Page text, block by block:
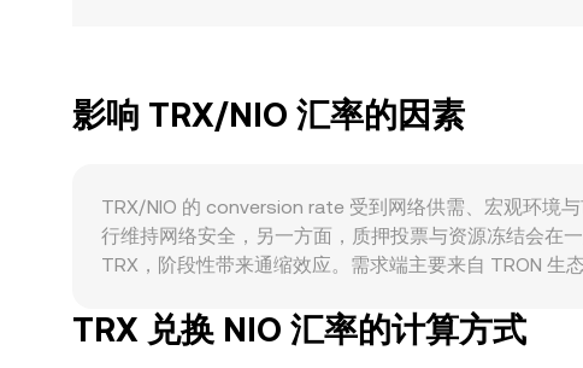
影响 TRX/NIO 汇率的因素
TRX/NIO 的 conversion rate 受到网络供需、宏观环境
行维持网络安全，另一方面，质押投票与资源冻结会在
TRX，阶段性带来通缩效应。需求端主要来自 TRON 生
性，风险偏好升温或降温往往先由 BTC 领衔反映；同时
价。监管事件亦不可忽视，例如针对 TRX 的合规审查
TRX 兑换 NIO 汇率的计算方式